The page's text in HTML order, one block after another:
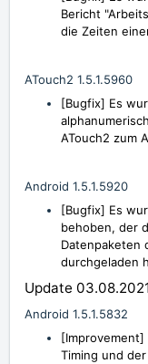
Bericht
die Zeiten
ATouch2 1.5.1.5960
[Bugfix] Es
ATouch2 zum
Android 1.5.1.5920
[Bugfix] Es
behoben, der
Datenpaketen
durchgeladen
Update 03.08.2021
Android 1.5.1.5832
[Improvement]
Timing und